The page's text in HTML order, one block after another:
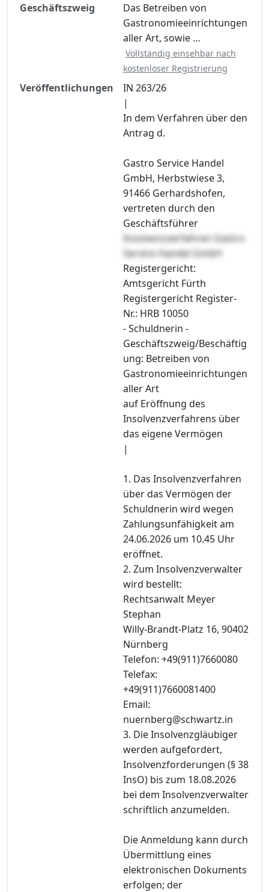
Geschäftszweig
Das Betreiben von
Gastronomieeinrichtungen
aller Art, sowie …
Vollständig einsehbar nach
kostenloser Registrierung
Veröffentlichungen
IN 263/26
|
In dem Verfahren über den
Antrag d.
Gastro Service Handel
GmbH, Herbstwiese 3,
91466 Gerhardshofen,
vertreten durch den
Geschäftsführer
Insolvenzverfahren Gastro
Service Handel GmbH
Registergericht:
Amtsgericht Fürth
Registergericht Register-
Nr.: HRB 10050
- Schuldnerin -
Geschäftszweig/Beschäftig
ung: Betreiben von
Gastronomieeinrichtungen
aller Art
auf Eröffnung des
Insolvenzverfahrens über
das eigene Vermögen
|
1. Das Insolvenzverfahren
über das Vermögen der
Schuldnerin wird wegen
Zahlungsunfähigkeit am
24.06.2026 um 10.45 Uhr
eröffnet.
2. Zum Insolvenzverwalter
wird bestellt:
Rechtsanwalt Meyer
Stephan
Willy-Brandt-Platz 16, 90402
Nürnberg
Telefon: +49(911)7660080
Telefax:
+49(911)7660081400
Email:
nuernberg@schwartz.in
3. Die Insolvenzgläubiger
werden aufgefordert,
Insolvenzforderungen (§ 38
InsO) bis zum 18.08.2026
bei dem Insolvenzverwalter
schriftlich anzumelden.
Die Anmeldung kann durch
Übermittlung eines
elektronischen Dokuments
erfolgen; der